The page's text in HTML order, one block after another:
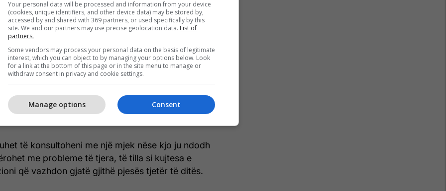
ajo.
bëjnë më të mundshme që të zgjoheni pak të
gjumin e dobët ose të ndërprerë, stresin,
sëmundjen, si dhe zgjimin e papritur kur bie
është tashmë nën stres, truri mund të ketë
marshin’ shpejt, duke çuar në ato pak
para se të kthehet në normalitet”, tha ajo.
të konsultoheni me një mjek nëse kjo ju ndodh
me probleme të tjera, të tilla si kujtesa e
që vazhdon gjatë gjithë pjesës tjetër të ditës.
Your personal data will be processed and information from your device
(cookies, unique identifiers, and other device data) may be stored by,
accessed by and shared with 369 partners, or used specifically by this
site. We and our partners may use precise geolocation data. List of
partners.
Some vendors may process your personal data on the basis of legitimate
interest, which you can object to by managing your options below. Look
for a link at the bottom of this page or in the site menu to manage or
withdraw consent in privacy and cookie settings.
Consent
Manage options